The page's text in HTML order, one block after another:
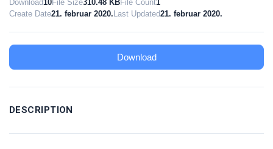
Download 10File Size310.48 KBFile Count1
Create Date21. februar 2020. Last Updated21. februar 2020.
Download
DESCRIPTION